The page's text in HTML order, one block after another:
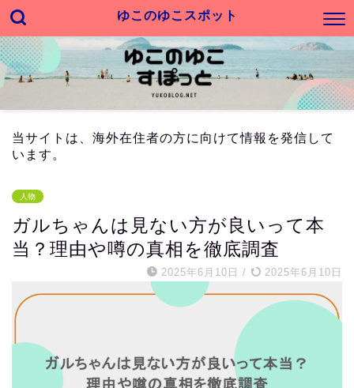
ゆこのゆこスポット
当サイトは、海外在住者の方に向けて情報を発信して
います。
人物
ガルちゃんは見ない方が良いって本
当？理由や噂の真相を徹底調査
2025年6月10日 / 2025年6月10日